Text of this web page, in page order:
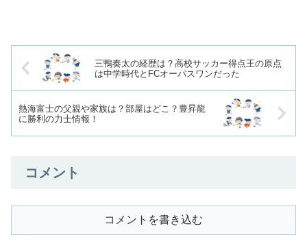
三鴨奏太の経歴は？高校サッカー得点王の原点
は中学時代とFCオーパスワンだった
熱海富士の父親や家族は？部屋はどこ？豊昇龍
に勝利の力士情報！
コメント
コメントを書き込む